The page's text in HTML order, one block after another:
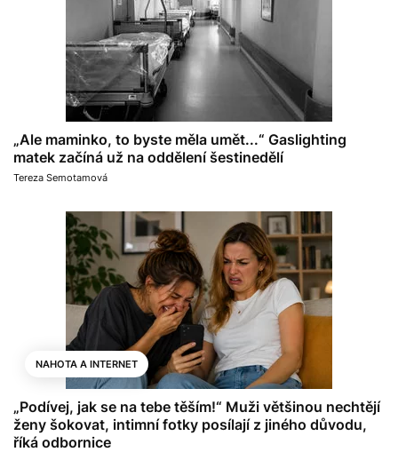
„Ale maminko, to byste měla umět...“ Gaslighting
matek začíná už na oddělení šestinedělí
Tereza Semotamová
NAHOTA A INTERNET
„Podívej, jak se na tebe těším!“ Muži většinou nechtějí
ženy šokovat, intimní fotky posílají z jiného důvodu,
říká odbornice